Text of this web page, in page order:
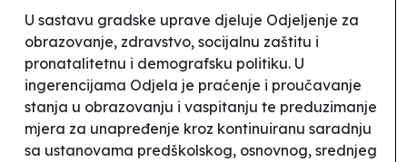
U sastavu gradske uprave djeluje Odjeljenje za
obrazovanje, zdravstvo, socijalnu zaštitu i
pronatalitetnu i demografsku politiku. U
ingerencijama Odjela je praćenje i proučavanje
stanja u obrazovanju i vaspitanju te preduzimanje
mjera za unapređenje kroz kontinuiranu saradnju
sa ustanovama predškolskog, osnovnog, srednjeg